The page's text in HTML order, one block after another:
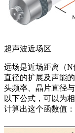
超声波近场区
远场是近场距离（
直径的扩展及声能
头频率、晶片直径
以下公式，可以为
计算出这个函数值：